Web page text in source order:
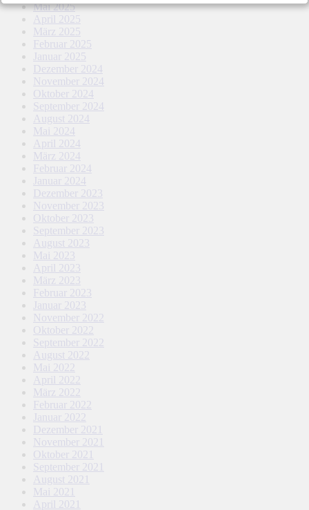
Mai 2025
April 2025
März 2025
Februar 2025
Januar 2025
Dezember 2024
November 2024
Oktober 2024
September 2024
August 2024
Mai 2024
April 2024
März 2024
Februar 2024
Januar 2024
Dezember 2023
November 2023
Oktober 2023
September 2023
August 2023
Mai 2023
April 2023
März 2023
Februar 2023
Januar 2023
November 2022
Oktober 2022
September 2022
August 2022
Mai 2022
April 2022
März 2022
Februar 2022
Januar 2022
Dezember 2021
November 2021
Oktober 2021
September 2021
August 2021
Mai 2021
April 2021